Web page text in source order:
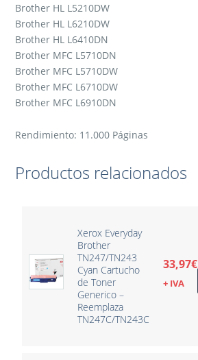
Brother HL L5210DW
Brother HL L6210DW
Brother HL L6410DN
Brother MFC L5710DN
Brother MFC L5710DW
Brother MFC L6710DW
Brother MFC L6910DN
Rendimiento: 11.000 Páginas
Productos relacionados
Xerox Everyday
Brother
TN247/TN243
Cyan Cartucho
de Toner
Generico –
Reemplaza
TN247C/TN243C
33,97€
+ IVA